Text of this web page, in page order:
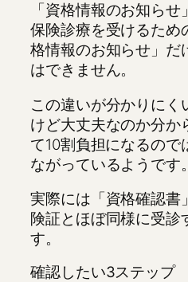
「資格情報のお知ら
保険診療を受けるため
格情報のお知らせ」だ
はできません。
この違いが分かりにく
けど大丈夫なのか分か
て10割負担になるので
ながっているようです。
実際には「資格確認書
険証とほぼ同様に受診
す。
確認したい3ステップ